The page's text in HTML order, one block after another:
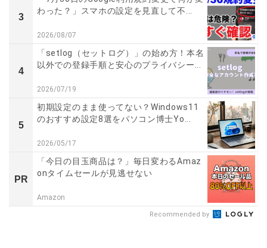
3
わった？」スマホの設定を見直して不...
2026/08/07
4
「setlog（セットログ）」の始め方！本名
以外での登録手順と安心のプライバシー...
2026/07/19
5
初期設定のまま使ってない？Windows11
のおすすめ設定8選をパソコン博士Yo...
2026/05/17
PR
「今日の目玉商品は？」毎日変わるAmaz
onタイムセールが見逃せない
Amazon
Recommended by